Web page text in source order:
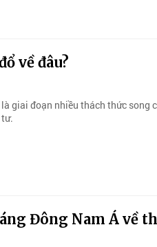
về đâu?
giai đoạn nhiều thách thức song
Đông Nam Á về